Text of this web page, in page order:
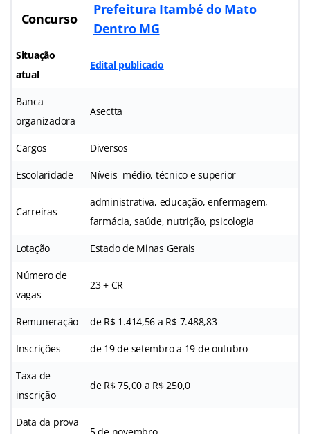
Concurso
Prefeitura Itambé do Mato
Dentro MG
Situação
atual
Edital publicado
Banca
organizadora
Asectta
Cargos Diversos
Escolaridade Níveis médio, técnico e superior
Carreiras
administrativa, educação, enfermagem,
farmácia, saúde, nutrição, psicologia
Lotação Estado de Minas Gerais
Número de
vagas
23 + CR
Remuneração de R$ 1.414,56 a R$ 7.488,83
Inscrições de 19 de setembro a 19 de outubro
Taxa de
inscrição
de R$ 75,00 a R$ 250,0
Data da prova